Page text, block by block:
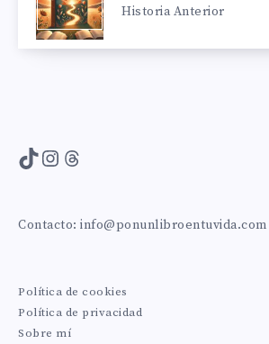
Historia Anterior
TikTok
Instagram
Threads
Contacto: info@ponunlibroentuvida.com
Política de cookies
Política de privacidad
Sobre mí